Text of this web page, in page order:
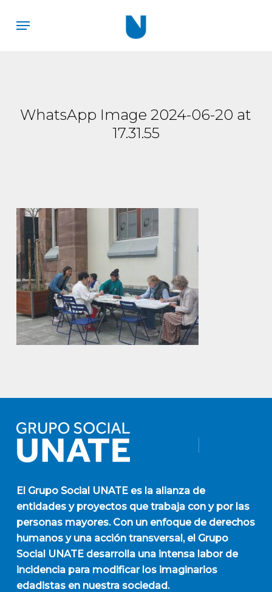
Menu
WhatsApp Image 2024-06-20 at
17.31.55
El Grupo Social UNATEes la alianza de
entidades y proyectos que trabaja con y por las
personas mayores. Con un enfoque de derechos
humanos y una acción transversal, el Grupo
Social UNATE desarrolla una intensa labor de
incidencia para modificar los imaginarios
edadistas en nuestra sociedad.